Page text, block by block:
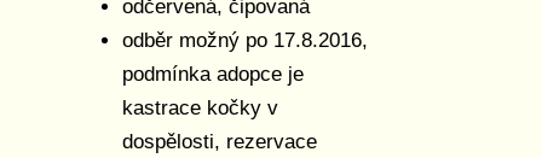
odčervená, čipovaná
odběr možný po 17.8.2016,
podmínka adopce je
kastrace kočky v
dospělosti, rezervace